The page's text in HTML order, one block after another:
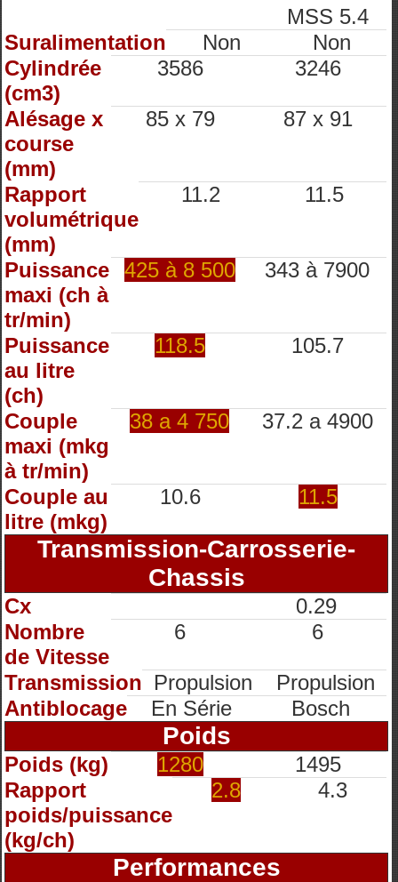
MSS 5.4
Suralimentation
Non
Non
Cylindrée
(cm3)
3586 3246
Alésage x
course
(mm)
85 x 79 87 x 91
Rapport
volumétrique
(mm)
11.2 11.5
Puissance
maxi (ch à
tr/min)
425 à 8 500 343 à 7900
Puissance
au litre
(ch)
118.5 105.7
Couple
maxi (mkg
à tr/min)
38 a 4 750 37.2 a 4900
Couple au
litre (mkg)
10.6 11.5
Transmission-Carrosserie-
Chassis
Cx
0.29
Nombre
de Vitesse
6 6
Transmission Propulsion
Propulsion
Antiblocage
En Série Bosch
Poids
Poids (kg) 1280
1495
Rapport
poids/puissance
(kg/ch)
2.8 4.3
Performances